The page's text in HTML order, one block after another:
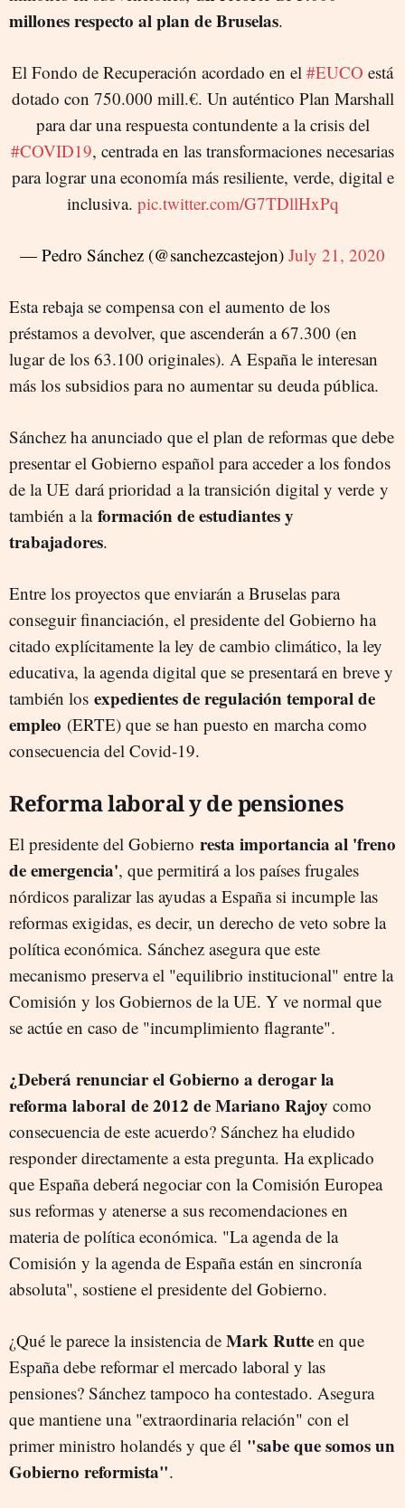
millones respecto al plan de Bruselas.
El Fondo de Recuperación acordado en el #EUCO está
dotado con 750.000 mill.€. Un auténtico Plan Marshall
para dar una respuesta contundente a la crisis del
#COVID19, centrada en las transformaciones necesarias
para lograr una economía más resiliente, verde, digital e
inclusiva. pic.twitter.com/G7TDllHxPq
— Pedro Sánchez (@sanchezcastejon) July 21, 2020
Esta rebaja se compensa con el aumento de los
préstamos a devolver, que ascenderán a 67.300 (en
lugar de los 63.100 originales). A España le interesan
más los subsidios para no aumentar su deuda pública.
Sánchez ha anunciado que el plan de reformas que debe
presentar el Gobierno español para acceder a los fondos
de la UE dará prioridad a la transición digital y verde y
también a la formación de estudiantes y
trabajadores.
Entre los proyectos que enviarán a Bruselas para
conseguir financiación, el presidente del Gobierno ha
citado explícitamente la ley de cambio climático, la ley
educativa, la agenda digital que se presentará en breve y
también los expedientes de regulación temporal de
empleo (ERTE) que se han puesto en marcha como
consecuencia del Covid-19.
Reforma laboral y de pensiones
El presidente del Gobierno resta importancia al 'freno
de emergencia', que permitirá a los países frugales
nórdicos paralizar las ayudas a España si incumple las
reformas exigidas, es decir, un derecho de veto sobre la
política económica. Sánchez asegura que este
mecanismo preserva el "equilibrio institucional" entre la
Comisión y los Gobiernos de la UE. Y ve normal que
se actúe en caso de "incumplimiento flagrante".
¿Deberá renunciar el Gobierno a derogar la
reforma laboral de 2012 de Mariano Rajoy como
consecuencia de este acuerdo? Sánchez ha eludido
responder directamente a esta pregunta. Ha explicado
que España deberá negociar con la Comisión Europea
sus reformas y atenerse a sus recomendaciones en
materia de política económica. "La agenda de la
Comisión y la agenda de España están en sincronía
absoluta", sostiene el presidente del Gobierno.
¿Qué le parece la insistencia de Mark Rutte en que
España debe reformar el mercado laboral y las
pensiones? Sánchez tampoco ha contestado. Asegura
que mantiene una "extraordinaria relación" con el
primer ministro holandés y que él "sabe que somos un
Gobierno reformista".